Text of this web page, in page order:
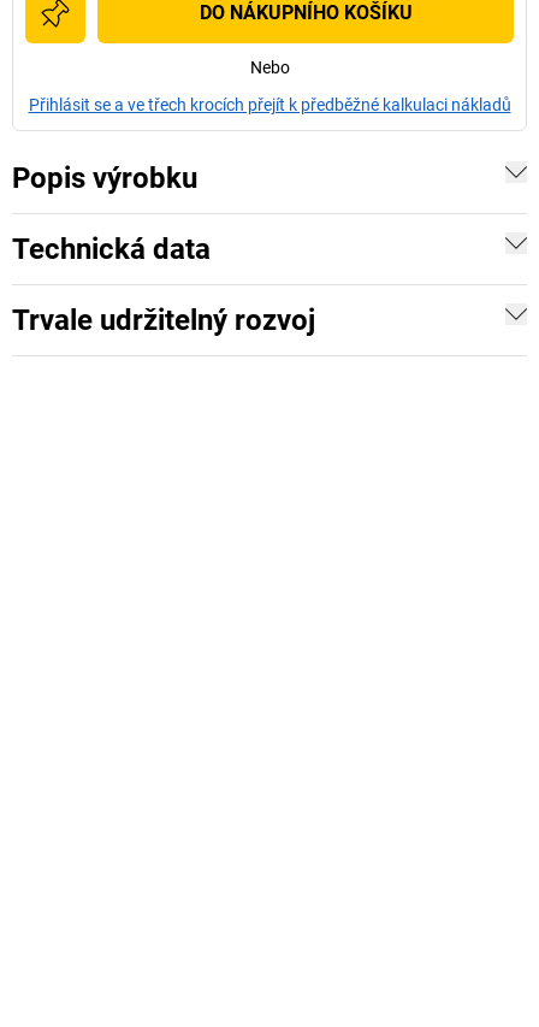
DO NÁKUPNÍHO KOŠÍKU
Nebo
Přihlásit se a ve třech krocích přejít k předběžné kalkulaci nákladů
Popis výrobku
Technická data
Trvale udržitelný rozvoj